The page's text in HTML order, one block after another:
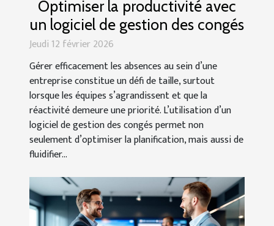
Optimiser la productivité avec
un logiciel de gestion des congés
Jeudi 12 février 2026
Gérer efficacement les absences au sein d’une
entreprise constitue un défi de taille, surtout
lorsque les équipes s’agrandissent et que la
réactivité demeure une priorité. L’utilisation d’un
logiciel de gestion des congés permet non
seulement d’optimiser la planification, mais aussi de
fluidifier...